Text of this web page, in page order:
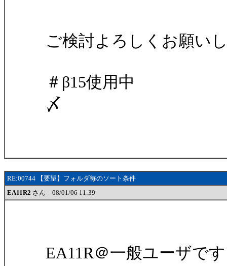
ご検討よろしくお願い
＃β15使用中
〆
RE:00744 【要望】フォルダ毎のソート条件
EA11R2 さん 08/01/06 11:39
EA11R＠一般ユーザで